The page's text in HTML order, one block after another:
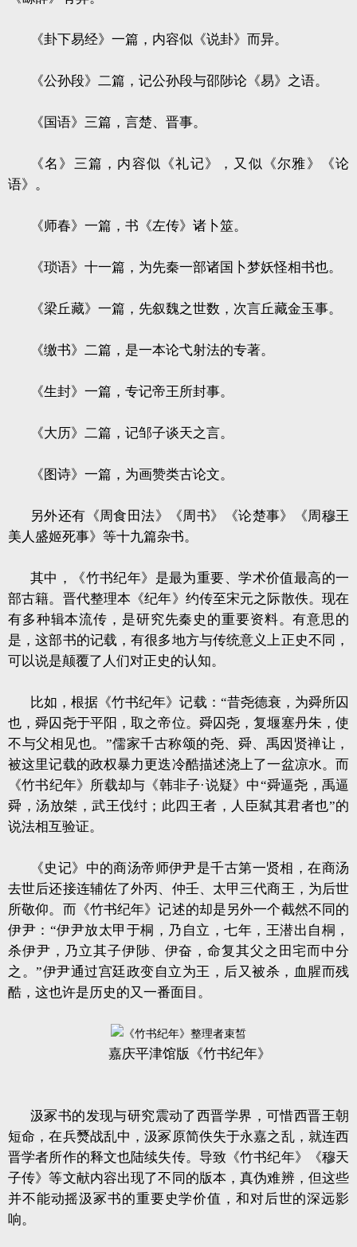
《卦下易经》一篇，内容似《说卦》而异。
《公孙段》二篇，记公孙段与邵陟论《易》之语。
《国语》三篇，言楚、晋事。
《名》三篇，内容似《礼记》，又似《尔雅》《论
语》。
《师春》一篇，书《左传》诸卜筮。
《琐语》十一篇，为先秦一部诸国卜梦妖怪相书也。
《梁丘藏》一篇，先叙魏之世数，次言丘藏金玉事。
《缴书》二篇，是一本论弋射法的专著。
《生封》一篇，专记帝王所封事。
《大历》二篇，记邹子谈天之言。
《图诗》一篇，为画赞类古论文。
另外还有《周食田法》《周书》《论楚事》《周穆王
美人盛姬死事》等十九篇杂书。
其中，《竹书纪年》是最为重要、学术价值最高的一
部古籍。晋代整理本《纪年》约传至宋元之际散佚。现在
有多种辑本流传，是研究先秦史的重要资料。有意思的
是，这部书的记载，有很多地方与传统意义上正史不同，
可以说是颠覆了人们对正史的认知。
比如，根据《竹书纪年》记载：“昔尧德衰，为舜所囚
也，舜囚尧于平阳，取之帝位。舜囚尧，复堰塞丹朱，使
不与父相见也。”儒家千古称颂的尧、舜、禹因贤禅让，
被这里记载的政权暴力更迭冷酷描述浇上了一盆凉水。而
《竹书纪年》所载却与《韩非子·说疑》中“舜逼尧，禹逼
舜，汤放桀，武王伐纣；此四王者，人臣弑其君者也”的
说法相互验证。
《史记》中的商汤帝师伊尹是千古第一贤相，在商汤
去世后还接连辅佐了外丙、仲壬、太甲三代商王，为后世
所敬仰。而《竹书纪年》记述的却是另外一个截然不同的
伊尹：“伊尹放太甲于桐，乃自立，七年，王潜出自桐，
杀伊尹，乃立其子伊陟、伊奋，命复其父之田宅而中分
之。”伊尹通过宫廷政变自立为王，后又被杀，血腥而残
酷，这也许是历史的又一番面目。
嘉庆平津馆版《竹书纪年》
汲冢书的发现与研究震动了西晋学界，可惜西晋王朝
短命，在兵燹战乱中，汲冢原简佚失于永嘉之乱，就连西
晋学者所作的释文也陆续失传。导致《竹书纪年》《穆天
子传》等文献内容出现了不同的版本，真伪难辨，但这些
并不能动摇汲冢书的重要史学价值，和对后世的深远影
响。